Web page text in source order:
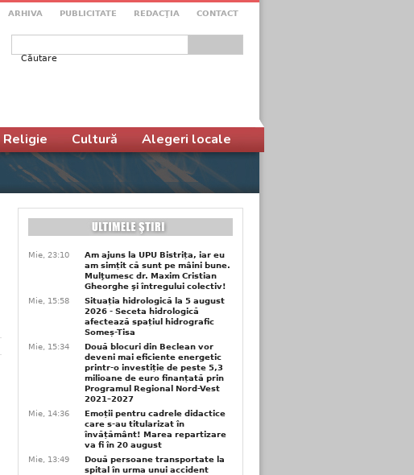
ARHIVA PUBLICITATE REDACŢIA CONTACT
Formular de căutare
Religie Cultură Alegeri locale
Mie, 23:10
Am ajuns la UPU Bistrița, iar eu
am simțit că sunt pe mâini bune.
Mulţumesc dr. Maxim Cristian
Gheorghe şi întregului colectiv!
Mie, 15:58
Situația hidrologică la 5 august
2026 - Seceta hidrologică
afectează spațiul hidrografic
Someș-Tisa
Mie, 15:34
Două blocuri din Beclean vor
deveni mai eficiente energetic
printr-o investiție de peste 5,3
milioane de euro finanțată prin
Programul Regional Nord-Vest
2021–2027
Mie, 14:36
Emoții pentru cadrele didactice
care s-au titularizat în
învățământ! Marea repartizare
va fi în 20 august
Mie, 13:49
Două persoane transportate la
spital în urma unui accident